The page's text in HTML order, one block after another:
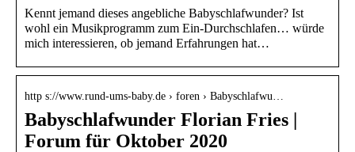
Kennt jemand dieses angebliche Babyschlafwunder? Ist
wohl ein Musikprogramm zum Ein-Durchschlafen… würde
mich interessieren, ob jemand Erfahrungen hat…
http s://www.rund-ums-baby.de › foren › Babyschlafwu…
Babyschlafwunder Florian Fries |
Forum für Oktober 2020